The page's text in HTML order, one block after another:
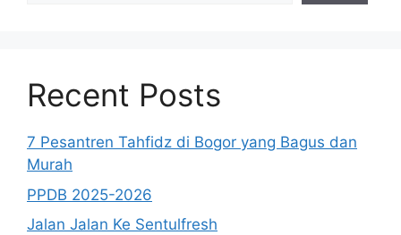
Recent Posts
7 Pesantren Tahfidz di Bogor yang Bagus dan
Murah
PPDB 2025-2026
Jalan Jalan Ke Sentulfresh